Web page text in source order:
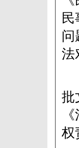
问
法
批
权